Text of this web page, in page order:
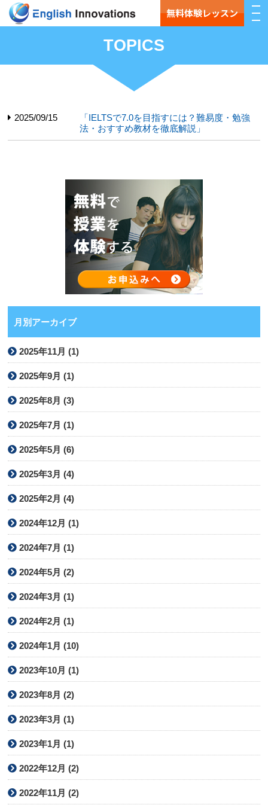
無料体験レッスン
TOPICS
2025/09/15
「IELTSで7.0を目指すには？難易度・勉強
法・おすすめ教材を徹底解説」
月別アーカイブ
2025年11月 (1)
2025年9月 (1)
2025年8月 (3)
2025年7月 (1)
2025年5月 (6)
2025年3月 (4)
2025年2月 (4)
2024年12月 (1)
2024年7月 (1)
2024年5月 (2)
2024年3月 (1)
2024年2月 (1)
2024年1月 (10)
2023年10月 (1)
2023年8月 (2)
2023年3月 (1)
2023年1月 (1)
2022年12月 (2)
2022年11月 (2)